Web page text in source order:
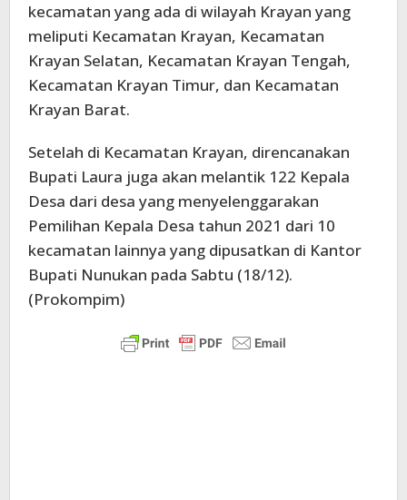
kecamatan yang ada di wilayah Krayan yang
meliputi Kecamatan Krayan, Kecamatan
Krayan Selatan, Kecamatan Krayan Tengah,
Kecamatan Krayan Timur, dan Kecamatan
Krayan Barat.
Setelah di Kecamatan Krayan, direncanakan
Bupati Laura juga akan melantik 122 Kepala
Desa dari desa yang menyelenggarakan
Pemilihan Kepala Desa tahun 2021 dari 10
kecamatan lainnya yang dipusatkan di Kantor
Bupati Nunukan pada Sabtu (18/12).
(Prokompim)